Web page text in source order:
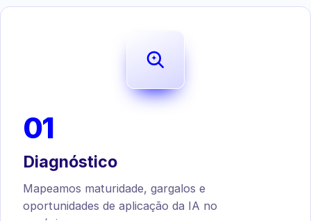
01
Diagnóstico
Mapeamos maturidade, gargalos e
oportunidades de aplicação da IA no